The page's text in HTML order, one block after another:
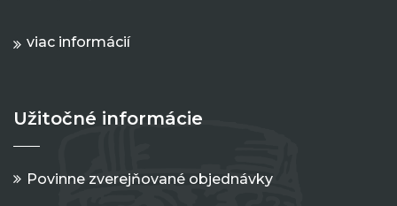
viac informácií
Užitočné informácie
Povinne zverejňované objednávky